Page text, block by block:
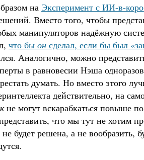
на Эксперимент с ИИ-в-
Вместо того, чтобы
манипуляторов надёжную
что бы он сделал, если бы был
Аналогично, можно
в равновесии Нэша
думать. Но вместо этого
действительно, на
не могут вскарабкаться повыше
что мы тут не хотим
не будет решена, а не вообразить,